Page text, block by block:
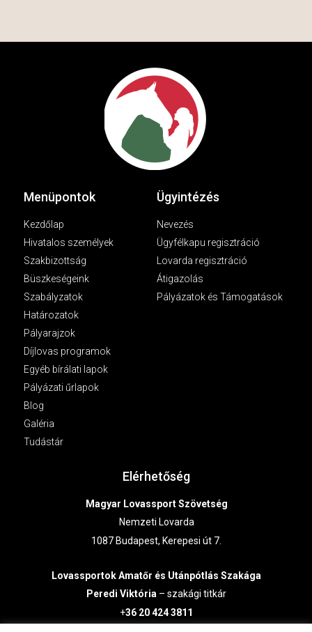
Menüpontok
Kezdőlap
Hivatalos személyek
Szakbizottság
Büszkeségeink
Szabályzatok
Határozatok
Pályarajzok
Díjlovas programok
Egyéb bírálati lapok
Pályázati űrlapok
Blog
Galéria
Tudástár
Ügyintézés
Nevezés
Ügyfélkapu regisztráció
Lovarda regisztráció
Átigazolás
Pályázatok és Támogatások
Elérhetőség
Magyar Lovassport Szövetség
Nemzeti Lovarda
1087 Budapest, Kerepesi út 7.
LovassportokAmatőr és Utánpótlás Szakága
Peredi Viktória – szakági titkár
+36 20 424 3811